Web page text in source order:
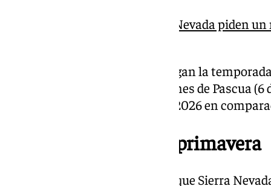
Los empresarios de Sierra Nevada piden
Las estaciones que más prolongan la
Resurrección (5 de abril) o el Lunes de Pascua
adelantada en el calendario de 2026 en
Apuesta por la nieve primavera
Desde Cetursa han incidido en que Sierra